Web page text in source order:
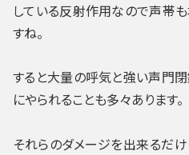
している反射作用なので声帯
すね。
すると大量の呼気と強い声門
にやられることも多々あります。
それらのダメージを出来るだ